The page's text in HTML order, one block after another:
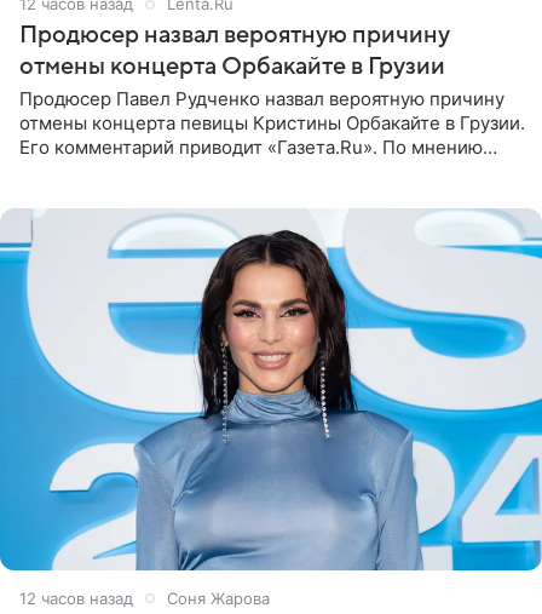
Продюсер назвал вероятную причину
отмены концерта Орбакайте в Грузии
Продюсер Павел Рудченко назвал вероятную причину
отмены концерта певицы Кристины Орбакайте в Грузии.
Его комментарий приводит «Газета.Ru». По мнению
12 часов назад Соня Жарова